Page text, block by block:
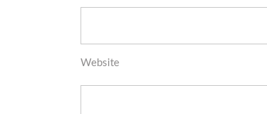
Website